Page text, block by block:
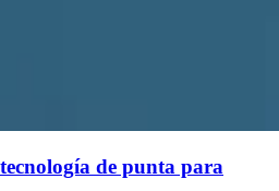
de punta para